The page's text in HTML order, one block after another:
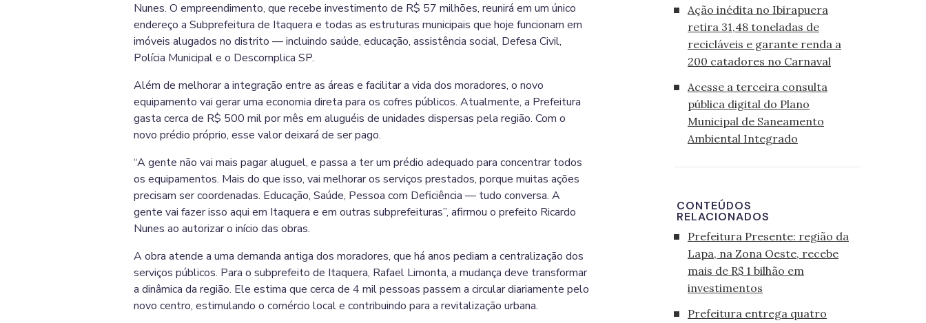
Nunes. O empreendimento, que recebe investimento de R$ 57 milhões, reunirá em um único
endereço a Subprefeitura de Itaquera e todas as estruturas municipais que hoje funcionam em
imóveis alugados no distrito — incluindo saúde, educação, assistência social, Defesa Civil,
Polícia Municipal e o Descomplica SP.
Além de melhorar a integração entre as áreas e facilitar a vida dos moradores, o novo
equipamento vai gerar uma economia direta para os cofres públicos. Atualmente, a Prefeitura
gasta cerca de R$ 500 mil por mês em aluguéis de unidades dispersas pela região. Com o
novo prédio próprio, esse valor deixará de ser pago.
“A gente não vai mais pagar aluguel, e passa a ter um prédio adequado para concentrar todos
os equipamentos. Mais do que isso, vai melhorar os serviços prestados, porque muitas ações
precisam ser coordenadas. Educação, Saúde, Pessoa com Deficiência — tudo conversa. A
gente vai fazer isso aqui em Itaquera e em outras subprefeituras”, afirmou o prefeito Ricardo
Nunes ao autorizar o início das obras.
A obra atende a uma demanda antiga dos moradores, que há anos pediam a centralização dos
serviços públicos. Para o subprefeito de Itaquera, Rafael Limonta, a mudança deve transformar
a dinâmica da região. Ele estima que cerca de 4 mil pessoas passem a circular diariamente pelo
novo centro, estimulando o comércio local e contribuindo para a revitalização urbana.
Ação inédita no Ibirapuera
retira 31,48 toneladas de
recicláveis e garante renda a
200 catadores no Carnaval
Acesse a terceira consulta
pública digital do Plano
Municipal de Saneamento
Ambiental Integrado
CONTEÚDOS
RELACIONADOS
Prefeitura Presente: região da
Lapa, na Zona Oeste, recebe
mais de R$ 1 bilhão em
investimentos
Prefeitura entrega quatro